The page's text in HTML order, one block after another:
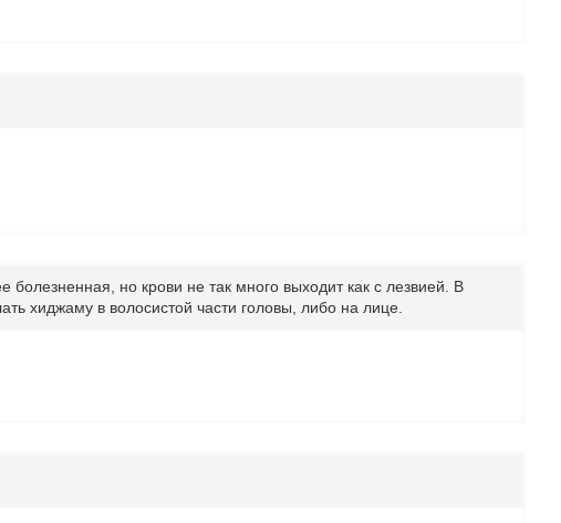
но крови не так много выходит как с лезвией. В
хиджаму в волосистой части головы, либо на лице.